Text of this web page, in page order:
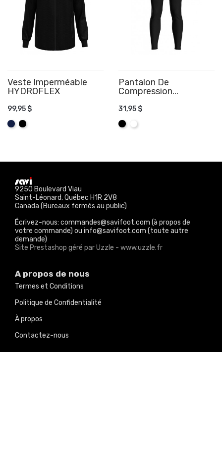
Veste Imperméable
HYDROFLEX
99,95 $
Marine
Noir
AJOUTER AU PANIER
Pantalon De
Compression...
31,95 $
Noir
Blanc
AJOUTER AU PANIER
9250 Boulevard Viau
Saint-Léonard, Québec H1R 2V8
Canada (Bureaux fermés au public)
Écrivez-nous: commandes@savifoot.com (à propos de
votre commande) ou info@savifoot.com (toute autre
demande)
Site Prestashop géré par Uzzle - www.uzzle.fr
A propos de nous
Termes et Conditions
Politique de Confidentialité
À propos
Contactez-nous